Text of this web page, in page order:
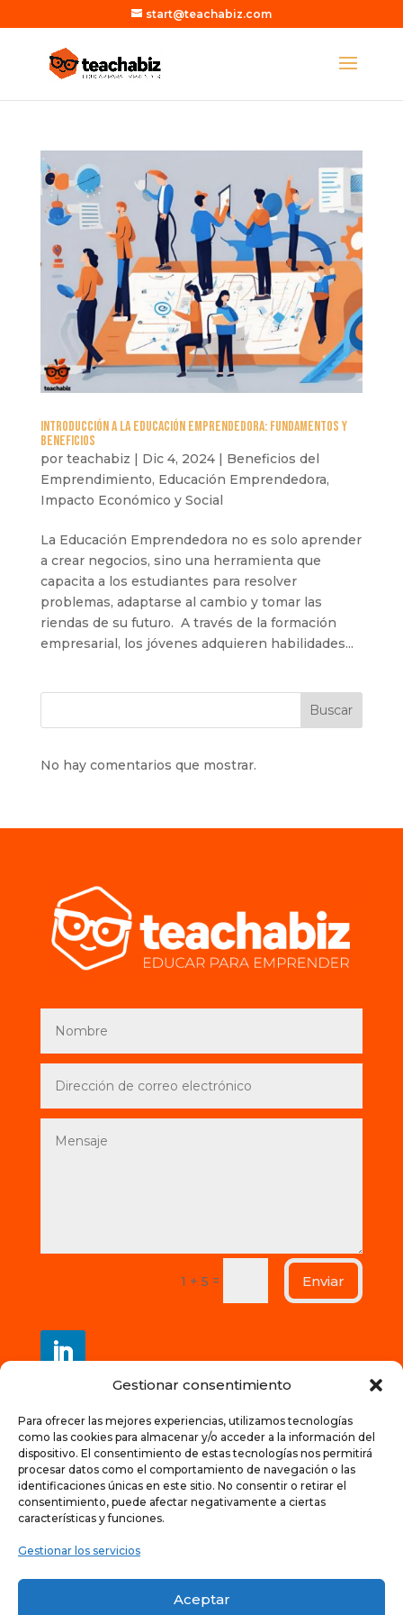
Gestionar consentimiento
Para ofrecer las mejores experiencias, utilizamos tecnologías
como las cookies para almacenar y/o acceder a la información del
dispositivo. El consentimiento de estas tecnologías nos permitirá
procesar datos como el comportamiento de navegación o las
identificaciones únicas en este sitio. No consentir o retirar el
consentimiento, puede afectar negativamente a ciertas
características y funciones.
Gestionar los servicios
Aceptar
start@teachabiz.com
Introducción a la Educación Emprendedora: Fundamentos y
Beneficios
por teachabiz | Dic 4, 2024| Beneficios del
Emprendimiento, Educación Emprendedora,
Impacto Económico y Social
La Educación Emprendedora no es solo aprender
a crear negocios, sino una herramienta que
capacita a los estudiantes para resolver
problemas, adaptarse al cambio y tomar las
riendas de su futuro. A través de la formación
empresarial, los jóvenes adquieren habilidades...
Buscar
No hay comentarios que mostrar.
1 + 5 = Enviar
Contacto
+34 628147973
start@teachabiz.com
Política de privacidad | Aviso legal | Cookies